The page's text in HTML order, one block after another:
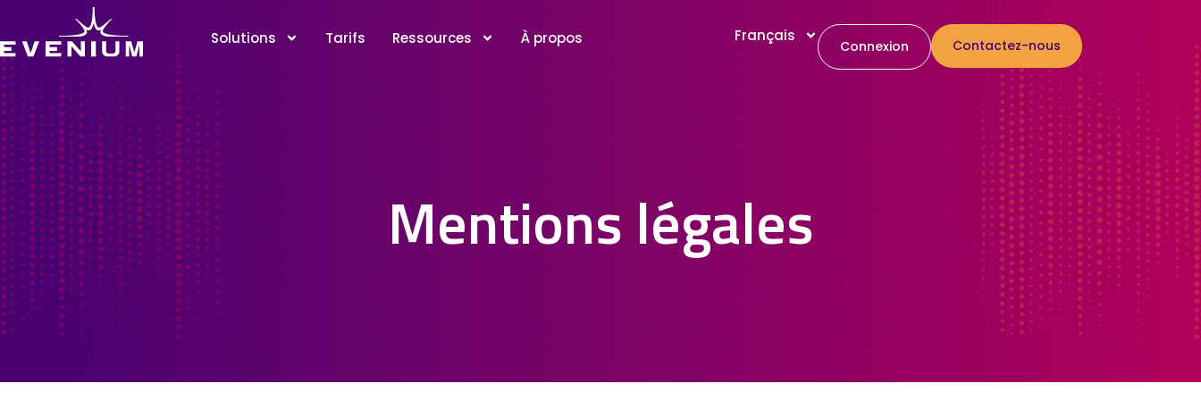
Solutions Tarifs Ressources À propos Français
Connexion Contactez-nous
Mentions légales